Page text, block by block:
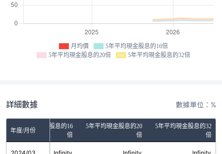
月均價
5年平均現金股息的16倍
5年平均現金股息的20倍
5年平均現金股息的32倍
詳細數據 數據單位：%
年度/月份
5年平均現金股息的16
倍
5年平均現金股息的20
倍
5年平均現金股息的32
倍